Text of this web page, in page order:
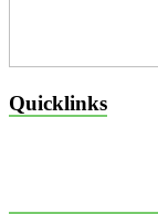
Quicklinks